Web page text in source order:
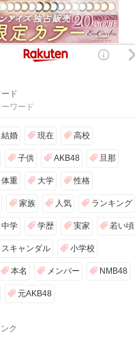
ド
ワード
結婚 現在 高校
子供 AKB48 旦那
体重 大学 性格
家族 人気 ランキング
中学 学歴 実家 若い頃
スキャンダル 小学校
本名 メンバー NMB48
元AKB48
ク